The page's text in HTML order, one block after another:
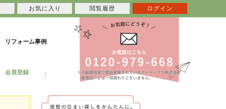
リフォーム事例
会員登録
お気に入り 閲覧履歴 ログイン